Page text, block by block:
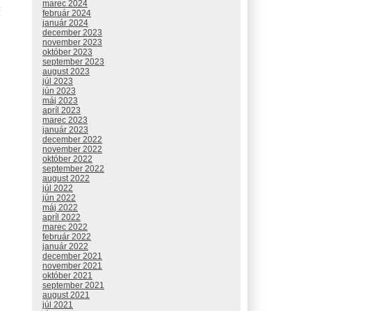
marec 2024
február 2024
január 2024
december 2023
november 2023
október 2023
september 2023
august 2023
júl 2023
jún 2023
máj 2023
apríl 2023
marec 2023
január 2023
december 2022
november 2022
október 2022
september 2022
august 2022
júl 2022
jún 2022
máj 2022
apríl 2022
marec 2022
február 2022
január 2022
december 2021
november 2021
október 2021
september 2021
august 2021
júl 2021